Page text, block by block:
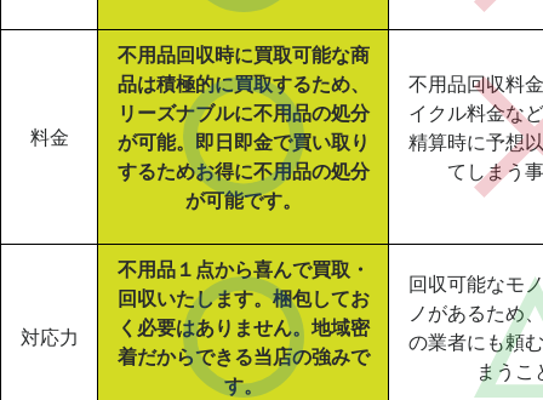
料金
不用品回収時に買取可能な商
品は積極的に買取するため、
リーズナブルに不用品の処分
が可能。即日即金で買い取り
するためお得に不用品の処分
が可能です。
不用品回収料
イクル料金な
精算時に予想
てしまう
対応力
不用品１点から喜んで買取・
回収いたします。梱包してお
く必要はありません。地域密
着だからできる当店の強みで
す。
回収可能なモ
ノがあるため
の業者にも頼
まうこ